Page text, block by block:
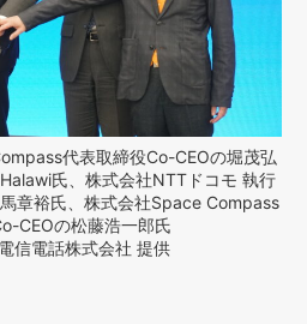
代表取締役Co-CEOの堀茂弘
氏、株式会社NTTドコモ 執行
章裕氏、株式会社Space Compass
CEOの松藤浩一郎氏
信電話株式会社 提供